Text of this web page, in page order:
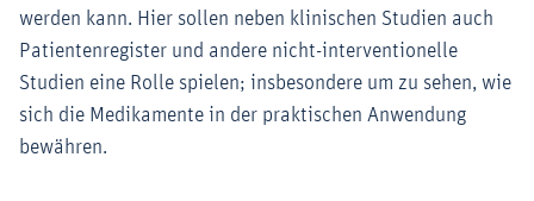
werden kann. Hier sollen neben klinischen Studien auch
Patientenregister und andere nicht-interventionelle
Studien eine Rolle spielen; insbesondere um zu sehen, wie
sich die Medikamente in der praktischen Anwendung
bewähren.